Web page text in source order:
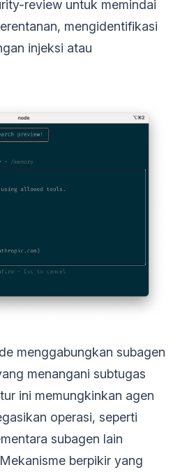
review untuk memindai
mengidentifikasi
injeksi atau
menggabungkan subagen
menangani subtugas
ini memungkinkan agen
operasi, seperti
subagen lain
berpikir yang